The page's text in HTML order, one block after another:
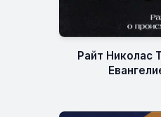
Райт Николас